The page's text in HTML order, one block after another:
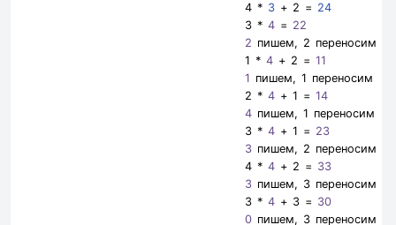
4 * 3 + 2 = 24
3 *4 = 22
2 пишем, 2 переносим
1 *4 + 2 =11
1 пишем, 1 переносим
2 *4 + 1 =14
4 пишем, 1 переносим
3 *4 + 1 = 23
3 пишем, 2 переносим
4 *4 + 2 = 33
3 пишем, 3 переносим
3 *4 + 3 = 30
0 пишем, 3 переносим